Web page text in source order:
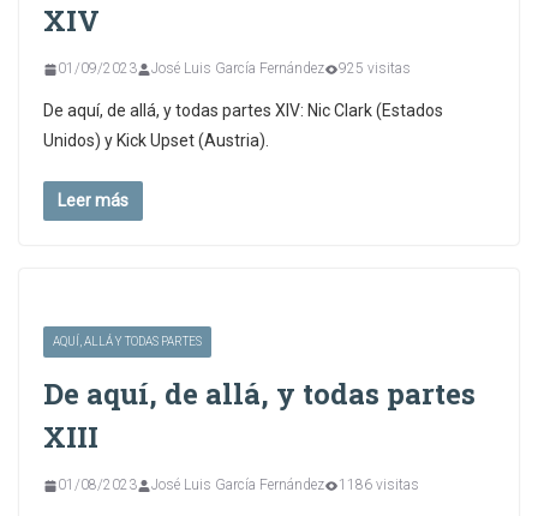
XIV
01/09/2023 José Luis García Fernández 925 visitas
De aquí, de allá, y todas partes XIV: Nic Clark (Estados
Unidos) y Kick Upset (Austria).
Leer más
AQUÍ, ALLÁ Y TODAS PARTES
De aquí, de allá, y todas partes
XIII
01/08/2023 José Luis García Fernández 1186 visitas